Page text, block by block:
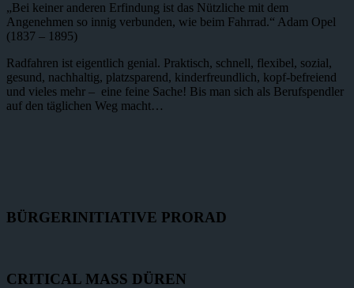
„Bei keiner anderen Erfindung ist das Nützliche mit dem
Angenehmen so innig verbunden, wie beim Fahrrad.“ Adam Opel
(1837 – 1895)
Radfahren ist eigentlich genial. Praktisch, schnell, flexibel, sozial,
gesund, nachhaltig, platzsparend, kinderfreundlich, kopf-befreiend
und vieles mehr – eine feine Sache! Bis man sich als Berufspendler
auf den täglichen Weg macht…
BÜRGERINITIATIVE PRORAD
CRITICAL MASS DÜREN